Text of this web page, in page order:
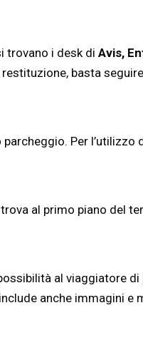
trovano i desk di Avis,
basta
Per
al primo piano del
al viaggiatore
anche immagini